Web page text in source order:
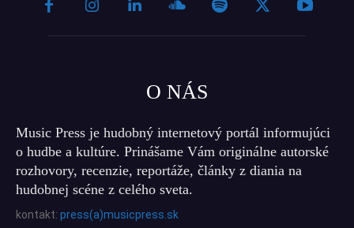
O NÁS
Music Press je hudobný internetový portál informujúci
o hudbe a kultúre. Prinášame Vám originálne autorské
rozhovory, recenzie, reportáže, články z diania na
hudobnej scéne z celého sveta.
kontakt: press(a)musicpress.sk